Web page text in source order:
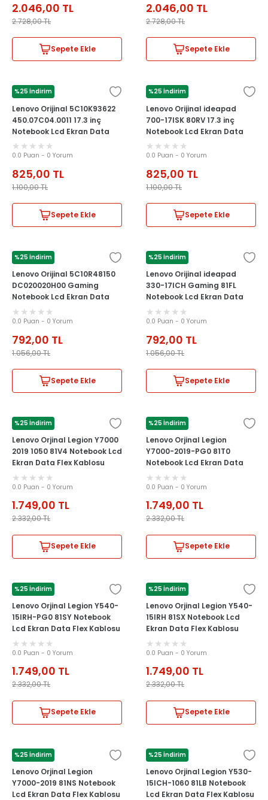
2.046,00 TL
2.728,00TL
Sepete Ekle
2.046,00 TL
2.728,00TL
Sepete Ekle
%25 İndirim
LENOVO
Lenovo Orijinal 5C10K93622
450.07C04.0011 17.3 inç
Notebook Lcd Ekran Data
Flex Kablosu
0.0 Puan - 0 Yorum
825,00 TL
1.100,00TL
Sepete Ekle
%25 İndirim
LENOVO
Lenovo Orijinal ideapad
700-17ISK 80RV 17.3 inç
Notebook Lcd Ekran Data
Flex Kablosu
0.0 Puan - 0 Yorum
825,00 TL
1.100,00TL
Sepete Ekle
%25 İndirim
LENOVO
Lenovo Orijinal 5C10R48150
DC020020H00 Gaming
Notebook Lcd Ekran Data
Flex Kablosu
0.0 Puan - 0 Yorum
792,00 TL
1.056,00TL
Sepete Ekle
%25 İndirim
LENOVO
Lenovo Orijinal ideapad
330-17ICH Gaming 81FL
Notebook Lcd Ekran Data
Flex Kablosu
0.0 Puan - 0 Yorum
792,00 TL
1.056,00TL
Sepete Ekle
%25 İndirim
LENOVO
Lenovo Orjinal Legion Y7000
2019 1050 81V4 Notebook Lcd
Ekran Data Flex Kablosu
0.0 Puan - 0 Yorum
1.749,00 TL
2.332,00TL
Sepete Ekle
%25 İndirim
LENOVO
Lenovo Orjinal Legion
Y7000-2019-PG0 81T0
Notebook Lcd Ekran Data
Flex Kablosu
0.0 Puan - 0 Yorum
1.749,00 TL
2.332,00TL
Sepete Ekle
%25 İndirim
LENOVO
Lenovo Orjinal Legion Y540-
15IRH-PG0 81SY Notebook
Lcd Ekran Data Flex Kablosu
0.0 Puan - 0 Yorum
1.749,00 TL
2.332,00TL
Sepete Ekle
%25 İndirim
LENOVO
Lenovo Orjinal Legion Y540-
15IRH 81SX Notebook Lcd
Ekran Data Flex Kablosu
0.0 Puan - 0 Yorum
1.749,00 TL
2.332,00TL
Sepete Ekle
%25 İndirim
LENOVO
Lenovo Orjinal Legion
Y7000-2019 81NS Notebook
Lcd Ekran Data Flex Kablosu
%25 İndirim
LENOVO
Lenovo Orjinal Legion Y530-
15ICH-1060 81LB Notebook
Lcd Ekran Data Flex Kablosu